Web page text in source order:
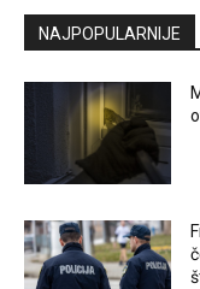
NAJPOPULARNIJE